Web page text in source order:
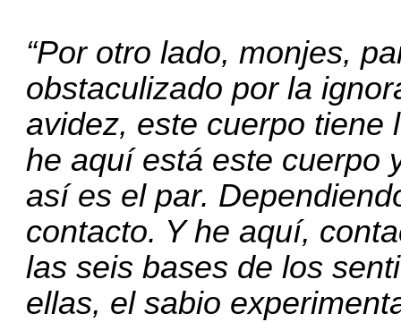
“Por otro lado, monjes,
obstaculizado por la
avidez, este cuerpo tiene
he aquí está este cuerpo
así es el par.
contacto. Y he aquí,
las seis bases de los
ellas, el sabio